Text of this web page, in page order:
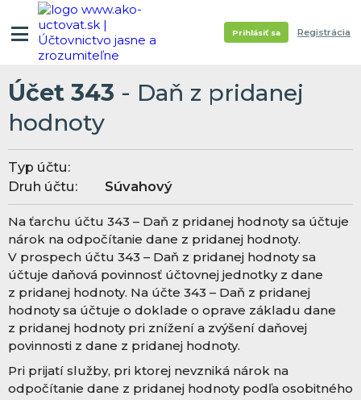
Prihlásiť sa Registrácia
Účet 343 - Daň z pridanej
hodnoty
Typ účtu:
Druh účtu:
Súvahový
Na ťarchu účtu 343 – Daň z pridanej hodnoty sa účtuje
nárok na odpočítanie dane z pridanej hodnoty.
V prospech účtu 343 – Daň z pridanej hodnoty sa
účtuje daňová povinnosť účtovnej jednotky z dane
z pridanej hodnoty. Na účte 343 – Daň z pridanej
hodnoty sa účtuje o doklade o oprave základu dane
z pridanej hodnoty pri znížení a zvýšení daňovej
povinnosti z dane z pridanej hodnoty.
Pri prijatí služby, pri ktorej nevzniká nárok na
odpočítanie dane z pridanej hodnoty podľa osobitného